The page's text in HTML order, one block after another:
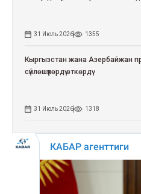
31 Июль 2026 1355
Кыргызстан жана Азербайжан
сүйлөшүүлөрдү өткөрдү
31 Июль 2026 1318